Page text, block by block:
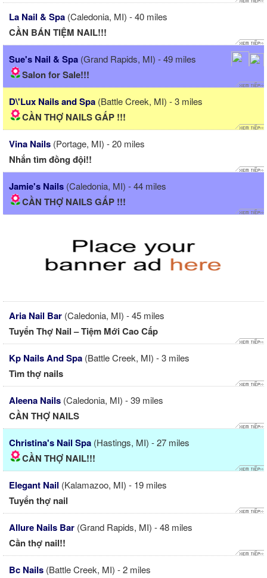
La Nail & Spa (Caledonia, MI) - 40 miles
CẦN BÁN TIỆM NAIL!!!
Sue's Nail & Spa (Grand Rapids, MI) - 49 miles
Salon for Sale!!!
D\'Lux Nails and Spa (Battle Creek, MI) - 3 miles
CẦN THỢ NAILS GẤP !!!
Vina Nails (Portage, MI) - 20 miles
Nhắn tìm đồng đội!!
Jamie's Nails (Caledonia, MI) - 44 miles
CẦN THỢ NAILS GẤP !!!
Aria Nail Bar (Caledonia, MI) - 45 miles
Tuyển Thợ Nail – Tiệm Mới Cao Cấp
Kp Nails And Spa (Battle Creek, MI) - 3 miles
Tìm thợ nails
Aleena Nails (Caledonia, MI) - 39 miles
CẦN THỢ NAILS
Christina's Nail Spa (Hastings, MI) - 27 miles
CẦN THỢ NAIL!!!
Elegant Nail (Kalamazoo, MI) - 19 miles
Tuyển thợ nail
Allure Nails Bar (Grand Rapids, MI) - 48 miles
Cần thợ nail!!
Bc Nails (Battle Creek, MI) - 2 miles